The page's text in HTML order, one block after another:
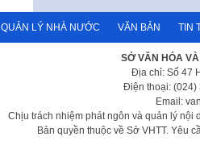
QUẢN LÝ NHÀ NƯỚC VĂN BẢN TIN
SỞ VĂN HÓA
Địa chỉ: Số 47
Điện thoại: (024)
Email:
Chịu trách nhiệm phát ngôn và quản lý nội
Bản quyền thuộc về Sở VHTT. Yêu